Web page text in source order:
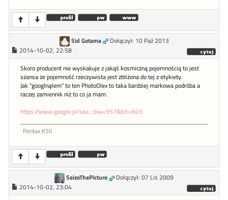
Sid Gotama
Dołączył: 10 Paź 2013
2014-10-02, 22:58
Skoro producent nie wyskakuje z jakąś kosmiczną pojemnością to jest
szansa że pojemność rzeczywista jest zbliżona do tej z etykiety.
Jak "googlnąłem" to ten PhotoOlex to taka bardziej markowa podróba a
raczej zamiennik niż to co ja mam.
https://www.google.pl/sea...biw=957&bih=603
Pentax K5II
SeizeThePicture
Dołączył: 07 Lis 2009
2014-10-02, 23:04